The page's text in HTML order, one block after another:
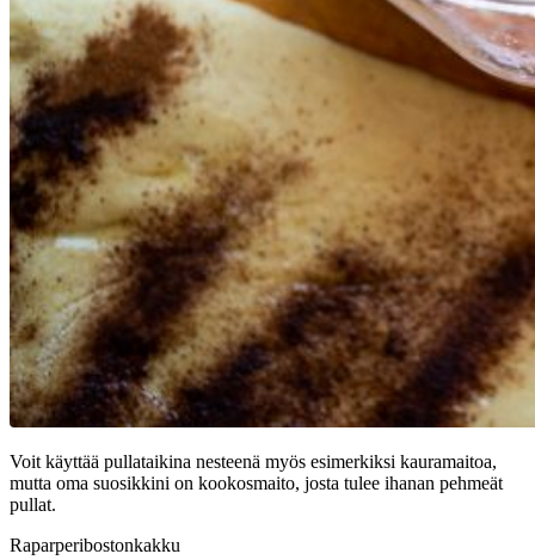
Voit käyttää pullataikina nesteenä myös esimerkiksi kauramaitoa,
mutta oma suosikkini on kookosmaito, josta tulee ihanan pehmeät
pullat.
Raparperibostonkakku